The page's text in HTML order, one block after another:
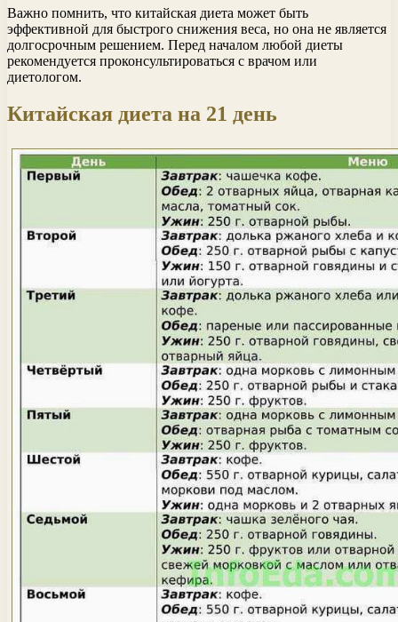
Важно помнить, что китайская диета может быть
эффективной для быстрого снижения веса, но она не является
долгосрочным решением. Перед началом любой диеты
рекомендуется проконсультироваться с врачом или
диетологом.
Китайская диета на 21 день